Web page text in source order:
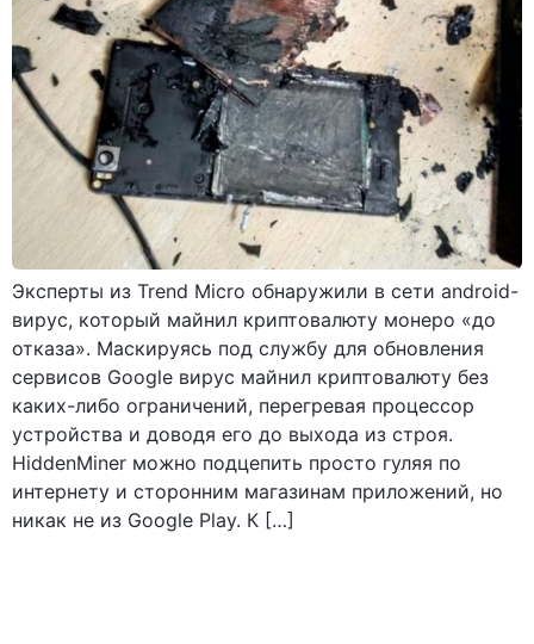
Эксперты из Trend Micro обнаружили в сети android-
вирус, который майнил криптовалюту монеро «до
отказа». Маскируясь под службу для обновления
сервисов Google вирус майнил криптовалюту без
каких-либо ограничений, перегревая процессор
устройства и доводя его до выхода из строя.
HiddenMiner можно подцепить просто гуляя по
интернету и сторонним магазинам приложений, но
никак не из Google Play. К […]